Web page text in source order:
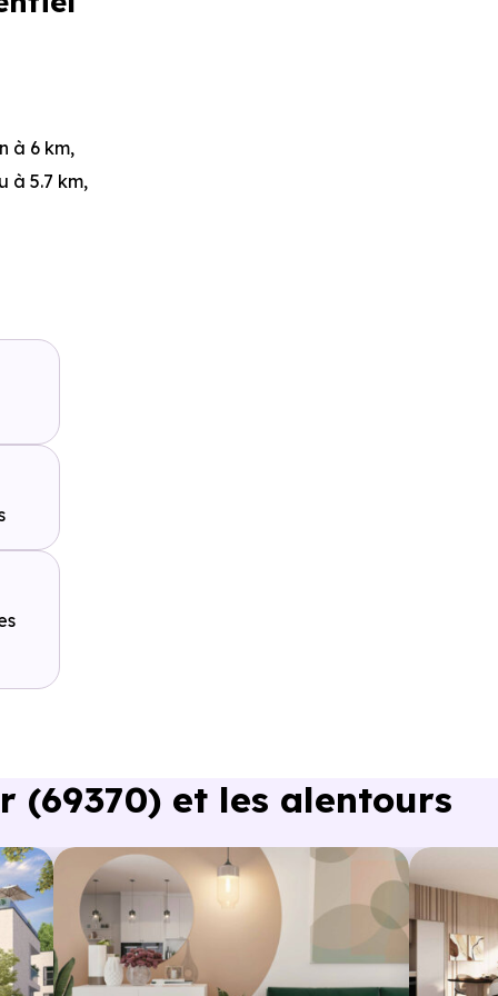
à 6 km,
à 5.7 km,
(69370) et les alentours